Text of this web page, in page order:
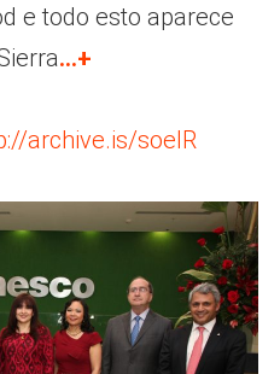
e todo esto aparece
…+
archive.is/soeIR